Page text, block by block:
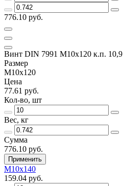
776.10 руб.
Винт DIN 7991 M10x120 к.п. 10,9
Размер
M10x120
Цена
77.61 руб.
Кол-во, шт
Вес, кг
Сумма
776.10 руб.
Применить
M10x140
159.04 руб.